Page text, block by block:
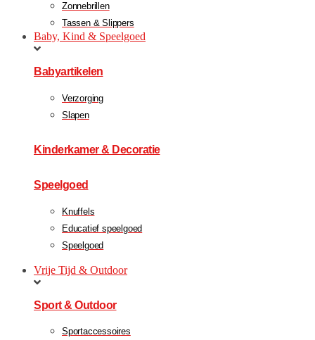
Zonnebrillen
Tassen & Slippers
Baby, Kind & Speelgoed
Babyartikelen
Verzorging
Slapen
Kinderkamer & Decoratie
Speelgoed
Knuffels
Educatief speelgoed
Speelgoed
Vrije Tijd & Outdoor
Sport & Outdoor
Sportaccessoires